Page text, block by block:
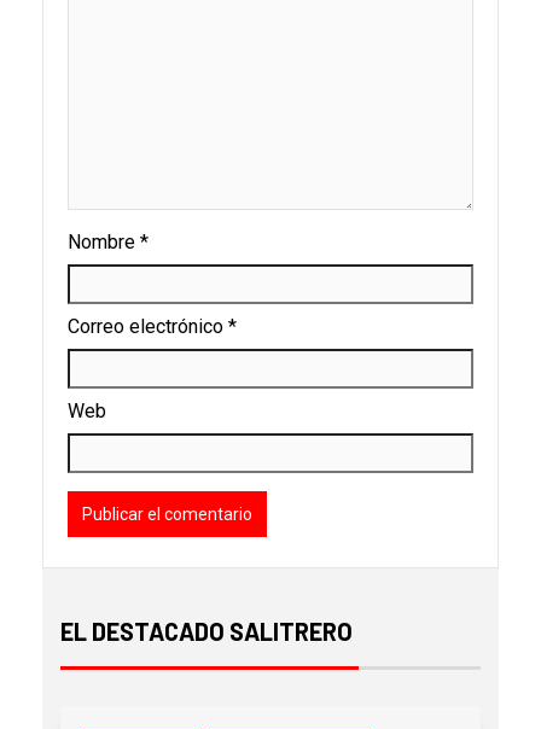
Nombre *
Correo electrónico *
Web
EL DESTACADO SALITRERO